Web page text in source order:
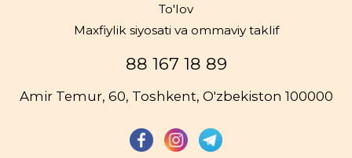
To'lov
Maxfiylik siyosati va ommaviy taklif
88 167 18 89
Amir Temur, 60, Toshkent, O'zbekiston 100000